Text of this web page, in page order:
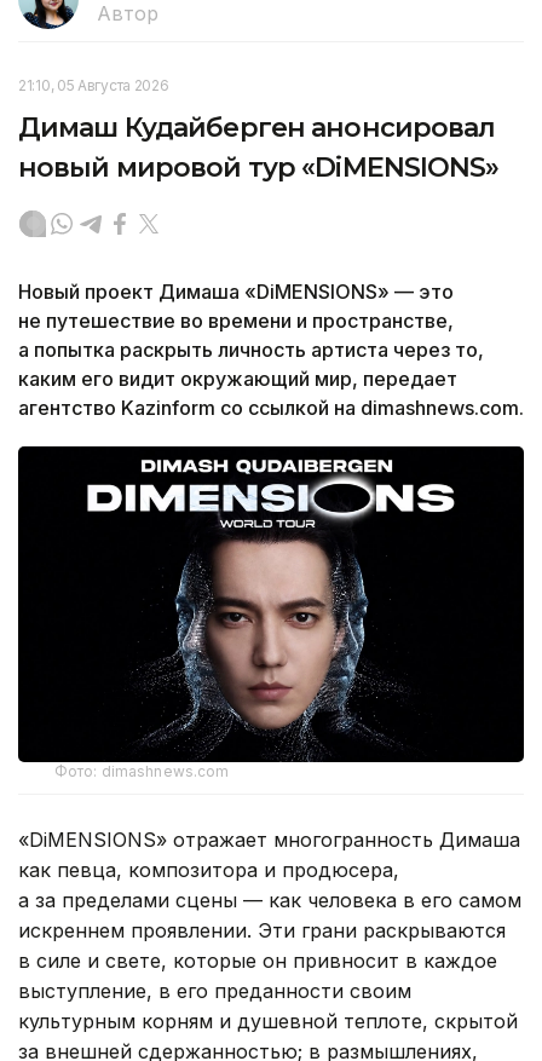
Автор
21:10, 05 Августа 2026
Димаш Кудайберген анонсировал
новый мировой тур «DiMENSIONS»
Новый проект Димаша «DiMENSIONS» — это
не путешествие во времени и пространстве,
а попытка раскрыть личность артиста через то,
каким его видит окружающий мир, передает
агентство Kazinform со ссылкой на dimashnews.com.
Фото: dimashnews.com
«DiMENSIONS» отражает многогранность Димаша
как певца, композитора и продюсера,
а за пределами сцены — как человека в его самом
искреннем проявлении. Эти грани раскрываются
в силе и свете, которые он привносит в каждое
выступление, в его преданности своим
культурным корням и душевной теплоте, скрытой
за внешней сдержанностью; в размышлениях,